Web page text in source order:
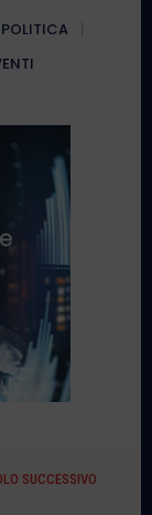
POLITICA
SUCCESSIVO